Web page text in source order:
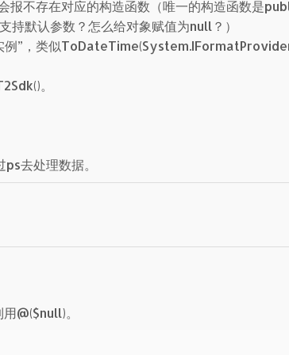
不存在对应的构造函数（唯一的构造函数是
默认参数？怎么给对象赋值为null？）
例”，类似
。
去处理数据。
@($null)。